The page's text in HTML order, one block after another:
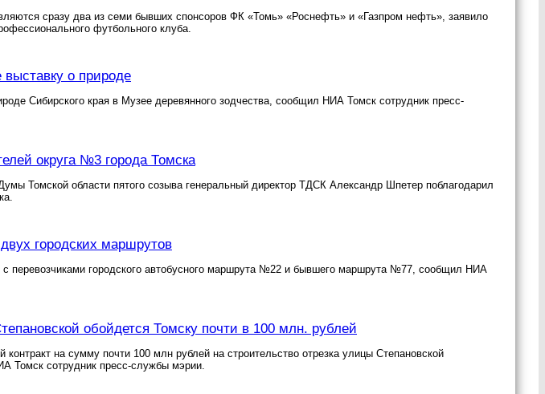
сразу два из семи бывших спонсоров ФК «Томь» «Роснефть» и «Газпром нефть», заявило
футбольного клуба.
о природе
Сибирского края в Музее деревянного зодчества, сообщил НИА Томск сотрудник пресс-
округа №3 города Томска
Томской области пятого созыва генеральный директор ТДСК Александр Шпетер поблагодарил
городских маршрутов
с перевозчиками городского автобусного маршрута №22 и бывшего маршрута №77, сообщил НИА
обойдется Томску почти в 100 млн. рублей
на сумму почти 100 млн рублей на строительство отрезка улицы Степановской
Томск сотрудник пресс-службы мэрии.